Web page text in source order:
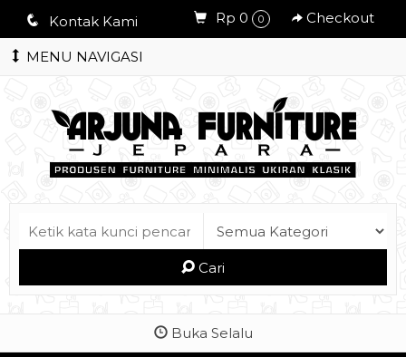
q Kontak Kami Rp 0 0 Checkout
MENU NAVIGASI
Cari
Buka Selalu